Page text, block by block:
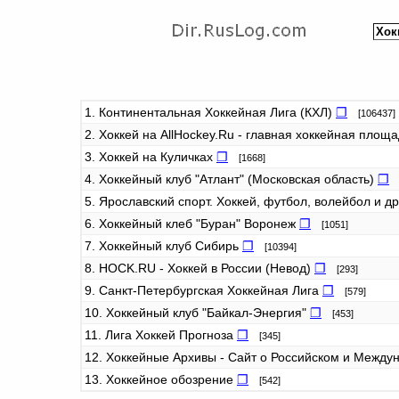
1. Континентальная Хоккейная Лига (КХЛ) ❐ [106437]
2. Хоккей на AllHockey.Ru - главная хоккейная
3. Хоккей на Куличках ❐ [1668]
4. Хоккейный клуб "Атлант" (Московская область) ❐
5. Ярославский спорт. Хоккей, футбол, волейбол и
6. Хоккейный клеб "Буран" Воронеж ❐ [1051]
7. Хоккейный клуб Сибирь ❐ [10394]
8. HOCK.RU - Хоккей в России (Невод) ❐ [293]
9. Санкт-Петербургская Хоккейная Лига ❐ [579]
10. Хоккейный клуб "Байкал-Энергия" ❐ [453]
11. Лига Хоккей Прогноза ❐ [345]
12. Хоккейные Архивы - Сайт о Российском и
13. Хоккейное обозрение ❐ [542]